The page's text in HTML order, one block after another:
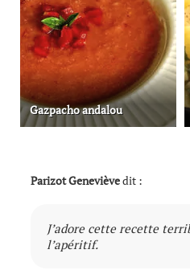
Gazpacho andalou
Parizot Genevièvedit :
J’adore cette recette
l’apéritif.